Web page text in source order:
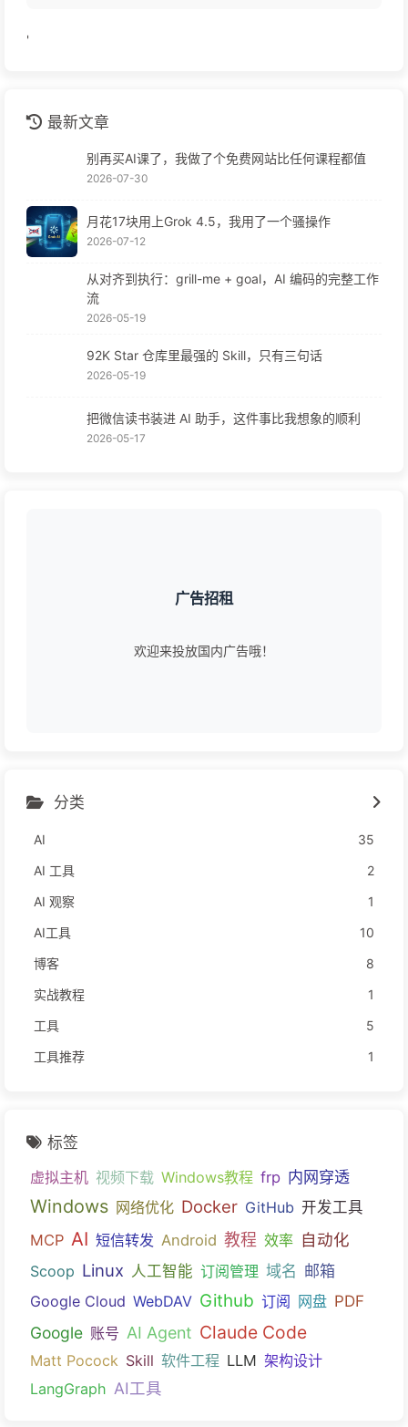
'
最新文章
别再买AI课了，我做了个免费网站比任何课程都值
2026-07-30
月花17块用上Grok 4.5，我用了一个骚操作
2026-07-12
从对齐到执行：grill-me + goal，AI 编码的完整工作
流
2026-05-19
92K Star 仓库里最强的 Skill，只有三句话
2026-05-19
把微信读书装进 AI 助手，这件事比我想象的顺利
2026-05-17
广告招租
欢迎来投放国内广告哦！
分类
AI
35
AI 工具
2
AI 观察
1
AI工具
10
博客
8
实战教程
1
工具
5
工具推荐
1
标签
虚拟主机 视频下载 Windows教程 frp 内网穿透
Windows 网络优化 Docker GitHub 开发工具
MCP AI 短信转发 Android 教程 效率 自动化
Scoop Linux 人工智能 订阅管理 域名 邮箱
Google Cloud WebDAV Github 订阅 网盘 PDF
Google 账号 AI Agent Claude Code
Matt Pocock Skill 软件工程 LLM 架构设计
LangGraph AI工具